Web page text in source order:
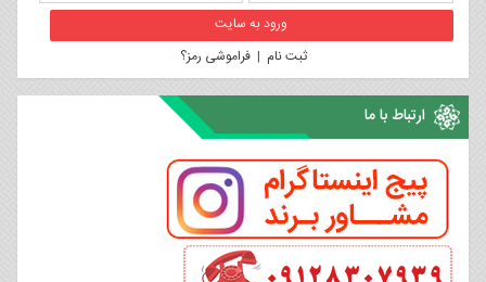
ثبت نام |فراموشی رمز؟
ارتباط با ما